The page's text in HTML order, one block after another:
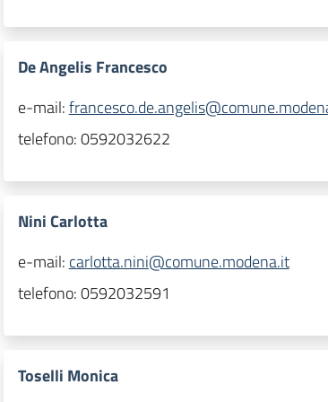
De Angelis Francesco
e-mail:
telefono:0592032622
Nini Carlotta
e-mail: carlotta.nini@comune.modena.it
telefono:0592032591
Toselli Monica